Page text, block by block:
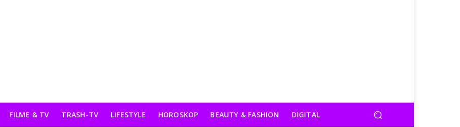
FILME & TV TRASH-TV LIFESTYLE HOROSKOP BEAUTY & FASHION DIGITAL